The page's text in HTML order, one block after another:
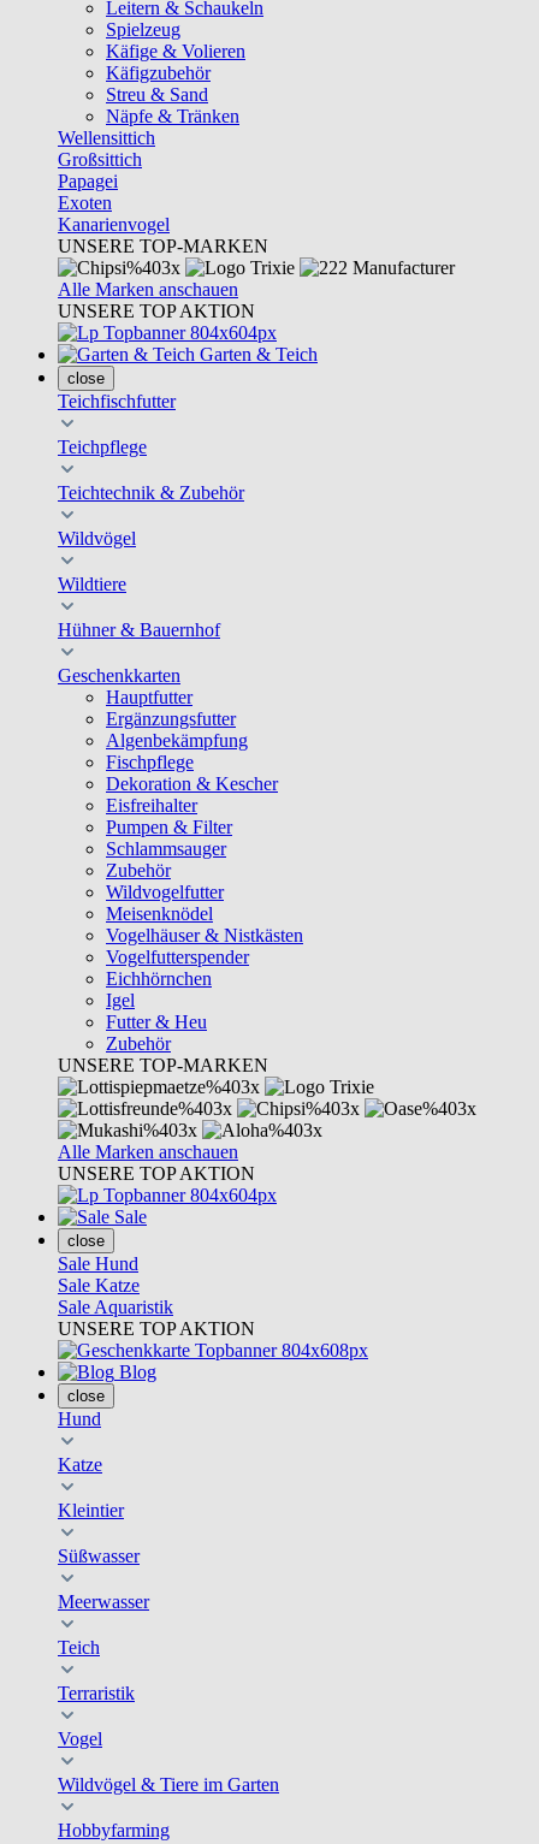
Leitern & Schaukeln
Spielzeug
Käfige & Volieren
Käfigzubehör
Streu & Sand
Näpfe & Tränken
Wellensittich
Großsittich
Papagei
Exoten
Kanarienvogel
UNSERE TOP-MARKEN
Alle Marken anschauen
UNSERE TOP AKTION
Garten & Teich
close
Teichfischfutter
Teichpflege
Teichtechnik & Zubehör
Wildvögel
Wildtiere
Hühner & Bauernhof
Geschenkkarten
Hauptfutter
Ergänzungsfutter
Algenbekämpfung
Fischpflege
Dekoration & Kescher
Eisfreihalter
Pumpen & Filter
Schlammsauger
Zubehör
Wildvogelfutter
Meisenknödel
Vogelhäuser & Nistkästen
Vogelfutterspender
Eichhörnchen
Igel
Futter & Heu
Zubehör
UNSERE TOP-MARKEN
Alle Marken anschauen
UNSERE TOP AKTION
Sale
close
Sale Hund
Sale Katze
Sale Aquaristik
UNSERE TOP AKTION
Blog
close
Hund
Katze
Kleintier
Süßwasser
Meerwasser
Teich
Terraristik
Vogel
Wildvögel & Tiere im Garten
Hobbyfarming